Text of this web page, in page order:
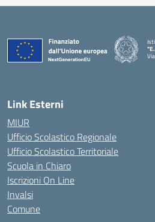
Link Esterni
MIUR
Ufficio Scolastico Regionale
Ufficio Scolastico Territoriale
Scuola in Chiaro
Iscrizioni On Line
Invalsi
Comune